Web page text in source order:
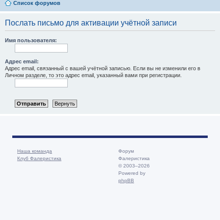
Список форумов
Послать письмо для активации учётной записи
Имя пользователя:
Адрес email:
Адрес email, связанный с вашей учётной записью. Если вы не изменили его в
Личном разделе, то это адрес email, указанный вами при регистрации.
Наша команда
Клуб Фалеристика
Форум
Фалеристика
© 2003–2026
Powered by
phpBB